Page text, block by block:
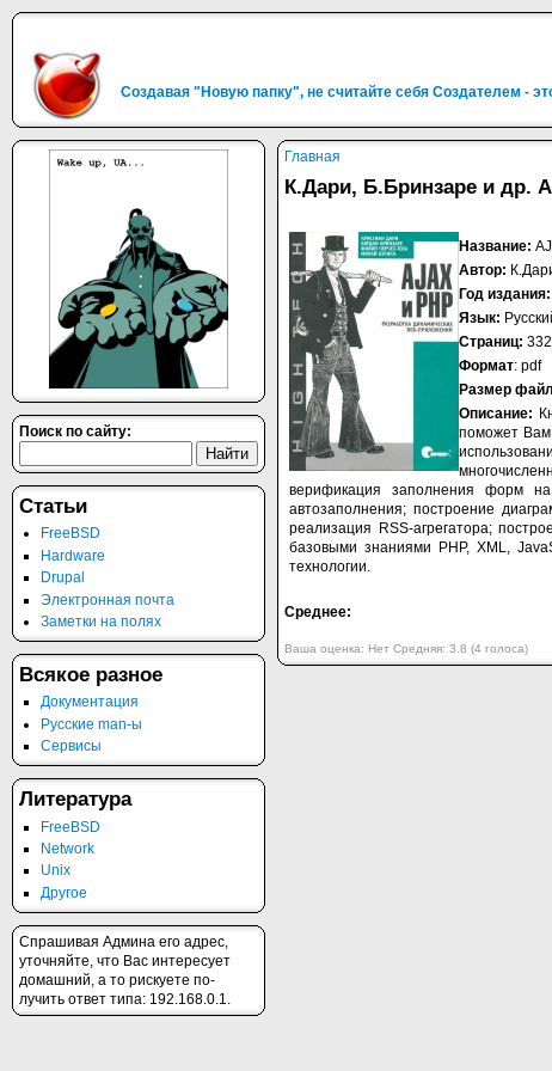
Создавая "Новую папку", не считайте себя Создателем -
Главная
К.Дари, Б.Бринзаре и др.
Название:
Автор:
Год издания:
Язык:
Страниц: 332
Формат: pdf
Размер
Описание:
поможет Вам
верификация заполнения форм
автозаполнения; построение
реализация RSS-агрегатора;
базовыми знаниями PHP, XML,
технологии.
Среднее:
Ваша оценка: Нет Средняя: 3.8 (4 голоса)
Поиск по сайту:
Статьи
FreeBSD
Hardware
Drupal
Электронная почта
Заметки на полях
Всякое разное
Документация
Русские man-ы
Сервисы
Литература
FreeBSD
Network
Unix
Другое
Спрашивая Админа его адрес,
уточняйте, что Вас интересует
домашний, а то рискуете по-
лучить ответ типа: 192.168.0.1.